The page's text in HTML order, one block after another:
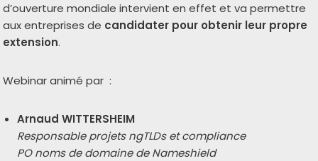
d’ou­ver­ture mon­diale inter­vient en effet et va per­mettre
aux entre­prises de can­di­da­ter pour obte­nir leur propre
exten­sion.
Webinar ani­mé par :
Arnaud WITTERSHEIM
Responsable pro­jets ngTLDs et com­pliance
PO noms de domaine de Nameshield